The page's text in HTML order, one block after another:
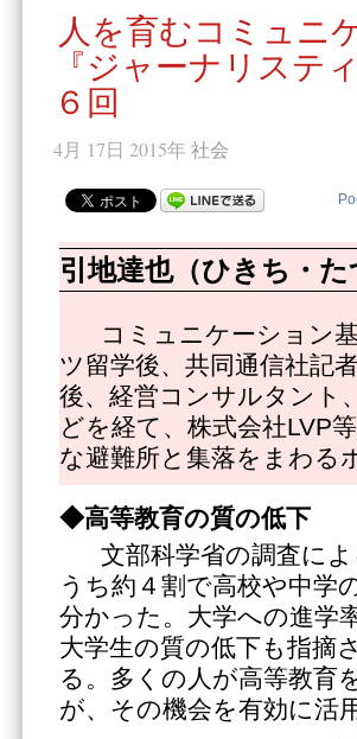
人を育むコミュニ
『ジャーナリステ
６回
4月 17日 2015年 社会
引地達也（ひきち・た
コミュニケーション
ツ留学後、共同通信社記
後、経営コンサルタント
どを経て、株式会社LVP
な避難所と集落をまわる
◆高等教育の質の低下
文部科学省の調査に
うち約４割で高校や中学
分かった。大学への進学
大学生の質の低下も指摘
る。多くの人が高等教育
が、その機会を有効に活